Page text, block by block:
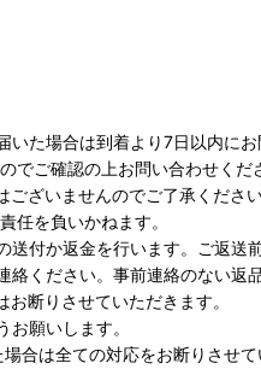
た場合は到着より7日以内にお
でご確認の上お問い合わせくだ
ざいませんのでご了承ください
任を負いかねます。
付か返金を行います。ご返送
ください。事前連絡のない返
断りさせていただきます。
願いします。
は全ての対応をお断りさせて